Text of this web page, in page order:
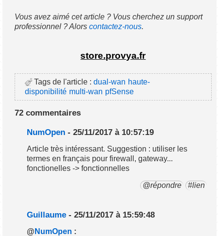
Vous avez aimé cet article ? Vous cherchez un support
professionnel ? Alorscontactez-nous.
store.provya.fr
Tags de l'article :dual-wan haute-
disponibilité multi-wan pfSense
72 commentaires
NumOpen - 25/11/2017 à 10:57:19
Article très intéressant. Suggestion : utiliser les
termes en français pour firewall, gateway...
fonctionelles -> fonctionnelles
@répondre #lien
Guillaume - 25/11/2017 à 15:59:48
@ NumOpen :